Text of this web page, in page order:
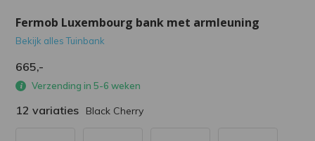
Fermob Luxembourg bank met armleuning
Bekijk alles Tuinbank
665,-
Verzending in 5-6 weken
12 variaties Black Cherry